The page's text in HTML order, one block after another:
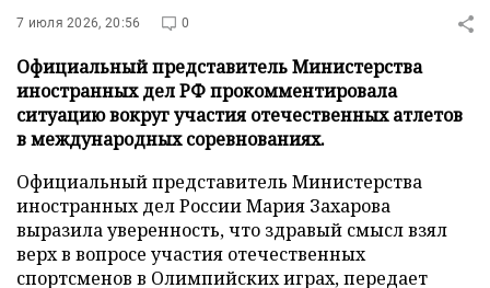
7 июля 2026, 20:56 0
Официальный представитель Министерства
иностранных дел РФ прокомментировала
ситуацию вокруг участия отечественных атлетов
в международных соревнованиях.
Официальный представитель Министерства
иностранных дел России Мария Захарова
выразила уверенность, что здравый смысл взял
верх в вопросе участия отечественных
спортсменов в Олимпийских играх, передает